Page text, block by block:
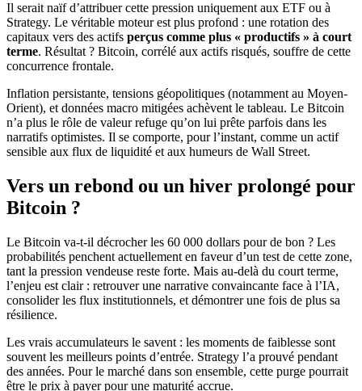
Il serait naïf d’attribuer cette pression uniquement aux ETF ou à
Strategy. Le véritable moteur est plus profond : une rotation des
capitaux vers des actifs perçus comme plus « productifs » à court
terme. Résultat ? Bitcoin, corrélé aux actifs risqués, souffre de cette
concurrence frontale.
Inflation persistante, tensions géopolitiques (notamment au Moyen-
Orient), et données macro mitigées achèvent le tableau. Le Bitcoin
n’a plus le rôle de valeur refuge qu’on lui prête parfois dans les
narratifs optimistes. Il se comporte, pour l’instant, comme un actif
sensible aux flux de liquidité et aux humeurs de Wall Street.
Vers un rebond ou un hiver prolongé pour
Bitcoin ?
Le Bitcoin va-t-il décrocher les 60 000 dollars pour de bon ? Les
probabilités penchent actuellement en faveur d’un test de cette zone,
tant la pression vendeuse reste forte. Mais au-delà du court terme,
l’enjeu est clair : retrouver une narrative convaincante face à l’IA,
consolider les flux institutionnels, et démontrer une fois de plus sa
résilience.
Les vrais accumulateurs le savent : les moments de faiblesse sont
souvent les meilleurs points d’entrée. Strategy l’a prouvé pendant
des années. Pour le marché dans son ensemble, cette purge pourrait
être le prix à payer pour une maturité accrue.